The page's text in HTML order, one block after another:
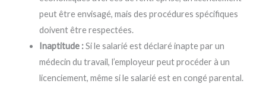
peut être envisagé, mais des procédures spécifiques
doivent être respectées.
Inaptitude :Si le salarié est déclaré inapte par un
médecin du travail, l’employeur peut procéder à un
licenciement, même si le salarié est en congé parental.